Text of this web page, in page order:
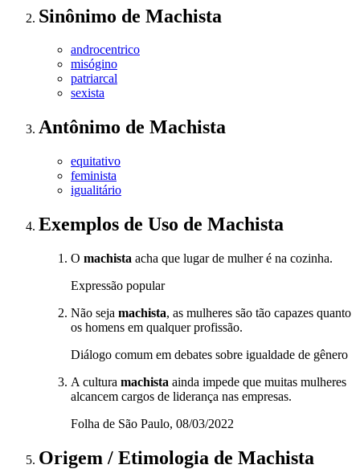
Sinônimo de Machista
androcentrico
misógino
patriarcal
sexista
Antônimo de Machista
equitativo
feminista
igualitário
Exemplos de Uso de Machista
O machista acha que lugar de mulher é na cozinha.
Expressão popular
Não seja machista, as mulheres são tão capazes quanto
os homens em qualquer profissão.
Diálogo comum em debates sobre igualdade de gênero
A cultura machista ainda impede que muitas mulheres
alcancem cargos de liderança nas empresas.
Folha de São Paulo, 08/03/2022
Origem / Etimologia de Machista